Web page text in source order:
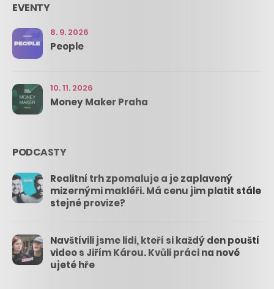
EVENTY
8. 9. 2026
People
10. 11. 2026
Money Maker Praha
PODCASTY
Realitní trh zpomaluje a je zaplavený
mizernými makléři. Má cenu jim platit stále
stejné provize?
Navštívili jsme lidi, kteří si každý den pouští
video s Jiřím Károu. Kvůli práci na nové
ujeté hře